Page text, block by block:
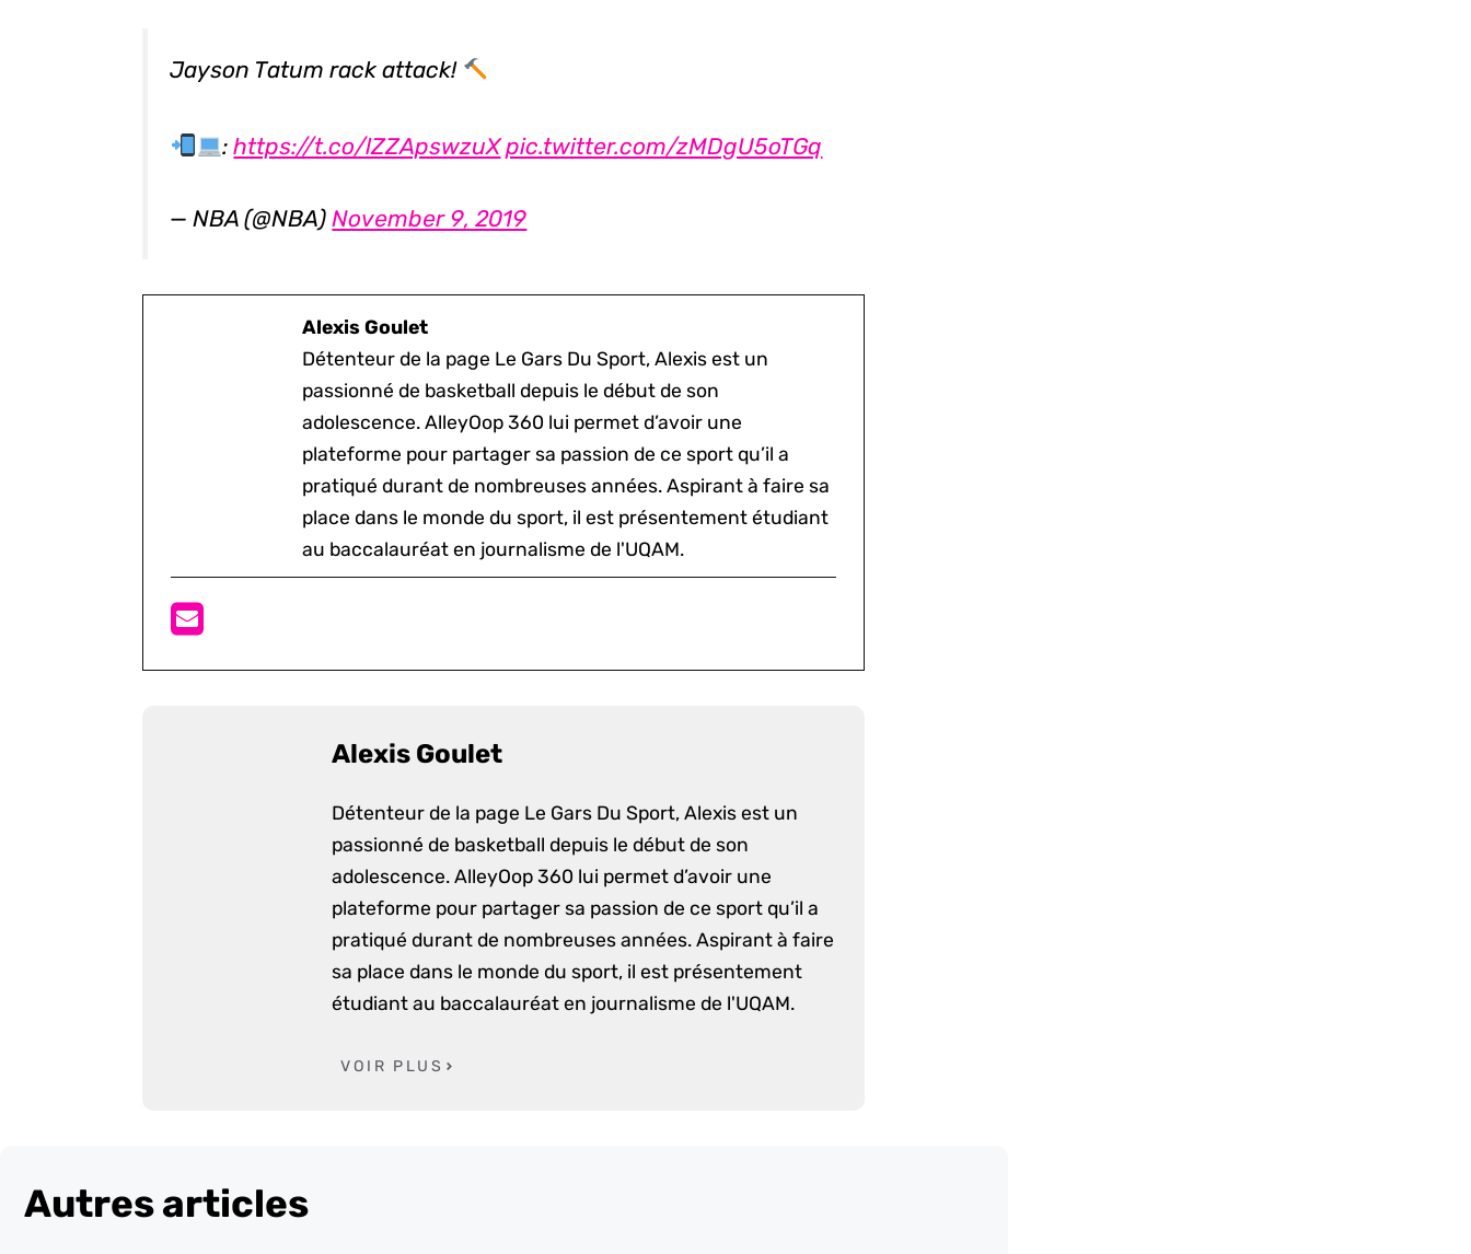
Jayson Tatum rack attack!
:https://t.co/lZZApswzuX pic.twitter.com/zMDgU5oTGq
— NBA (@NBA)November 9, 2019
Alexis Goulet
Détenteur de la page Le Gars Du Sport, Alexis est un
passionné de basketball depuis le début de son
adolescence. AlleyOop 360 lui permet d’avoir une
plateforme pour partager sa passion de ce sport qu’il a
pratiqué durant de nombreuses années. Aspirant à faire sa
place dans le monde du sport, il est présentement étudiant
au baccalauréat en journalisme de l'UQAM.
Alexis Goulet
Détenteur de la page Le Gars Du Sport, Alexis est un
passionné de basketball depuis le début de son
adolescence. AlleyOop 360 lui permet d’avoir une
plateforme pour partager sa passion de ce sport qu’il a
pratiqué durant de nombreuses années. Aspirant à faire
sa place dans le monde du sport, il est présentement
étudiant au baccalauréat en journalisme de l'UQAM.
VOIR PLUS
Autres articles